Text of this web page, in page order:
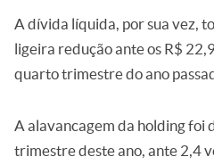
A dívida líquida, por sua vez,
ligeira redução ante os R$
quarto trimestre do ano
A alavancagem da holding foi
trimestre deste ano, ante 2,4